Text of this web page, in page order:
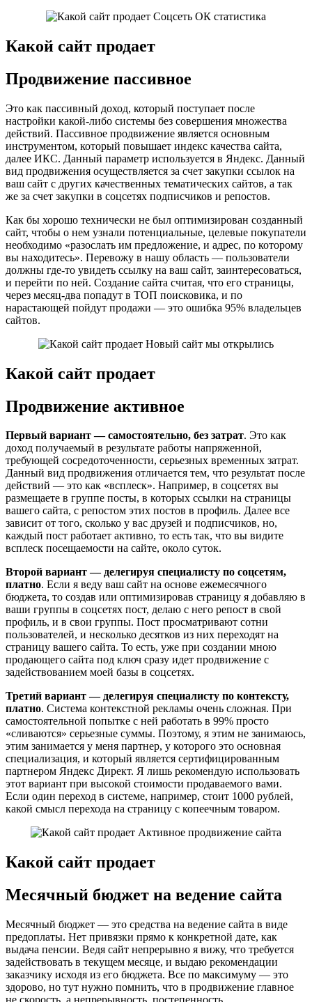
Какой сайт продает
Продвижение пассивное
Это как пассивный доход, который поступает после
настройки какой-либо системы без совершения множества
действий. Пассивное продвижение является основным
инструментом, который повышает индекс качества сайта,
далее ИКС. Данный параметр используется в Яндекс. Данный
вид продвижения осуществляется за счет закупки ссылок на
ваш сайт с других качественных тематических сайтов, а так
же за счет закупки в соцсетях подписчиков и репостов.
Как бы хорошо технически не был оптимизирован созданный
сайт, чтобы о нем узнали потенциальные, целевые покупатели
необходимо «разослать им предложение, и адрес, по которому
вы находитесь». Перевожу в нашу область — пользователи
должны где-то увидеть ссылку на ваш сайт, заинтересоваться,
и перейти по ней. Создание сайта считая, что его страницы,
через месяц-два попадут в ТОП поисковика, и по
нарастающей пойдут продажи — это ошибка 95% владельцев
сайтов.
Какой сайт продает
Продвижение активное
Первый вариант — самостоятельно, без затрат. Это как
доход получаемый в результате работы напряженной,
требующей сосредоточенности, серьезных временных затрат.
Данный вид продвижения отличается тем, что результат после
действий — это как «всплеск». Например, в соцсетях вы
размещаете в группе посты, в которых ссылки на страницы
вашего сайта, с репостом этих постов в профиль. Далее все
зависит от того, сколько у вас друзей и подписчиков, но,
каждый пост работает активно, то есть так, что вы видите
всплеск посещаемости на сайте, около суток.
Второй вариант — делегируя специалисту по соцсетям,
платно. Если я веду ваш сайт на основе ежемесячного
бюджета, то создав или оптимизировав страницу я добавляю в
ваши группы в соцсетях пост, делаю с него репост в свой
профиль, и в свои группы. Пост просматривают сотни
пользователей, и несколько десятков из них переходят на
страницу вашего сайта. То есть, уже при создании мною
продающего сайта под ключ сразу идет продвижение с
задействованием моей базы в соцсетях.
Третий вариант — делегируя специалисту по контексту,
платно. Система контекстной рекламы очень сложная. При
самостоятельной попытке с ней работать в 99% просто
«сливаются» серьезные суммы. Поэтому, я этим не занимаюсь,
этим занимается у меня партнер, у которого это основная
специализация, и который является сертифицированным
партнером Яндекс Директ. Я лишь рекомендую использовать
этот вариант при высокой стоимости продаваемого вами.
Если один переход в системе, например, стоит 1000 рублей,
какой смысл перехода на страницу с копеечным товаром.
Какой сайт продает
Месячный бюджет на ведение сайта
Месячный бюджет — это средства на ведение сайта в виде
предоплаты. Нет привязки прямо к конкретной дате, как
выдача пенсии. Ведя сайт непрерывно я вижу, что требуется
задействовать в текущем месяце, и выдаю рекомендации
заказчику исходя из его бюджета. Все по максимуму — это
здорово, но тут нужно помнить, что в продвижение главное